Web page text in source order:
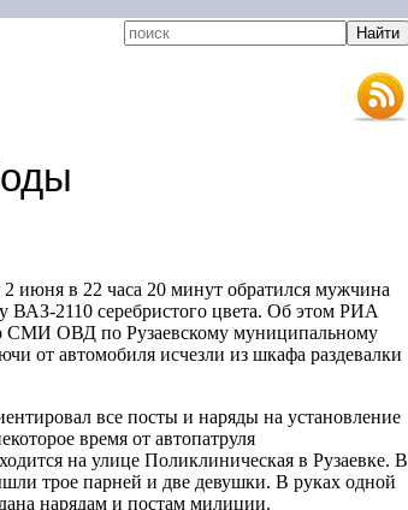
июня в 22 часа 20 минут обратился мужчина
ВАЗ-2110 серебристого цвета. Об этом РИА
СМИ ОВД по Рузаевскому муниципальному
от автомобиля исчезли из шкафа раздевалки
все посты и наряды на установление
время от автопатруля
на улице Поликлиническая в Рузаевке. В
трое парней и две девушки. В руках одной
нарядам и постам милиции.